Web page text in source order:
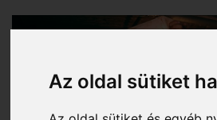
Az oldal sütiket